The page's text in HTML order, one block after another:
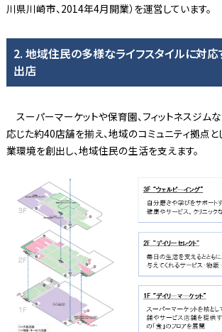
川県川崎市、2014年4月開業）を運営しています。
2. 地域住民の多様なライフスタイルに対
出店
スーパーマーケットや保育園、フィットネスジム
応じた約40店舗を揃え、地域のコミュニティ拠点
業環境を創出し、地域住民の生活を支えます。